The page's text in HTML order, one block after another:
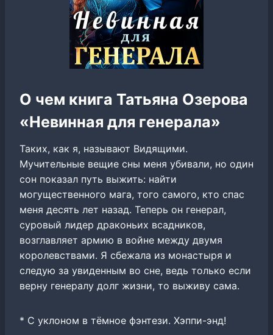
О чем книга Татьяна Озерова
«Невинная для генерала»
Таких, как я, называют Видящими.
Мучительные вещие сны меня убивали, но один
сон показал путь выжить: найти
могущественного мага, того самого, кто спас
меня десять лет назад. Теперь он генерал,
суровый лидер драконьих всадников,
возглавляет армию в войне между двумя
королевствами. Я сбежала из монастыря и
следую за увиденным во сне, ведь только если
верну генералу долг жизни, то выживу сама.
* С уклоном в тёмное фэнтези. Хэппи-энд!